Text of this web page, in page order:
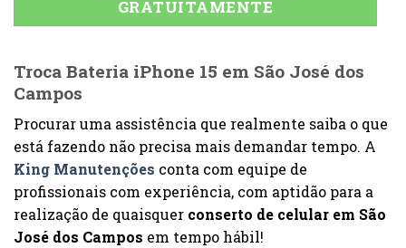
GRATUITAMENTE
Troca Bateria iPhone 15 em São José dos
Campos
Procurar uma assistência que realmente saiba o que
está fazendo não precisa mais demandar tempo. A
King Manutenções conta com equipe de
profissionais com experiência, com aptidão para a
realização de quaisquer conserto de celular em São
José dos Campos em tempo hábil!